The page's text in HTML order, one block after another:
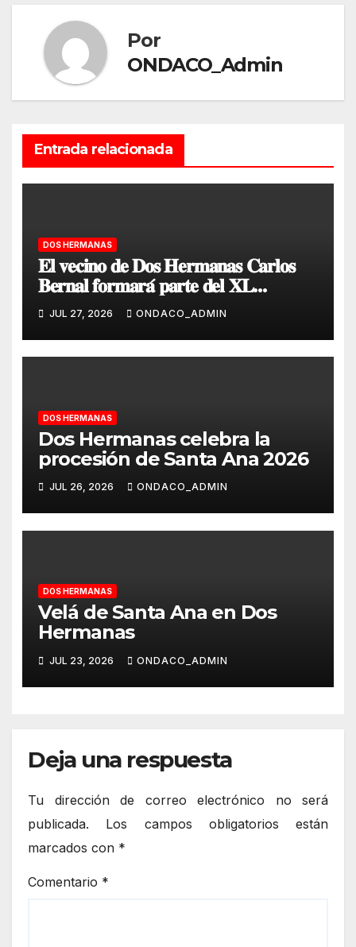
Por
ONDACO_Admin
Entrada relacionada
DOS HERMANAS
𝐄𝐥 𝐯𝐞𝐜𝐢𝐧𝐨 𝐝𝐞 𝐃𝐨𝐬 𝐇𝐞𝐫𝐦𝐚𝐧𝐚𝐬 𝐂𝐚𝐫𝐥𝐨𝐬
𝐁𝐞𝐫𝐧𝐚𝐥 𝐟𝐨𝐫𝐦𝐚𝐫𝐚́ 𝐩𝐚𝐫𝐭𝐞 𝐝𝐞𝐥 𝐗𝐋
𝐂𝐨𝐧𝐭𝐢𝐧𝐠𝐞𝐧𝐭𝐞 𝐀𝐧𝐭𝐚́𝐫𝐭𝐢𝐜𝐨 𝐝𝐞𝐥 𝐄𝐣𝐞́𝐫𝐜𝐢𝐭𝐨 𝐝𝐞
𝐓𝐢𝐞𝐫𝐫𝐚
JUL 27, 2026 ONDACO_ADMIN
DOS HERMANAS
Dos Hermanas celebra la
procesión de Santa Ana 2026
JUL 26, 2026 ONDACO_ADMIN
DOS HERMANAS
Velá de Santa Ana en Dos
Hermanas
JUL 23, 2026 ONDACO_ADMIN
Deja una respuesta
Tu dirección de correo electrónico no será
publicada.
Los campos obligatorios están
marcados con *
Comentario *